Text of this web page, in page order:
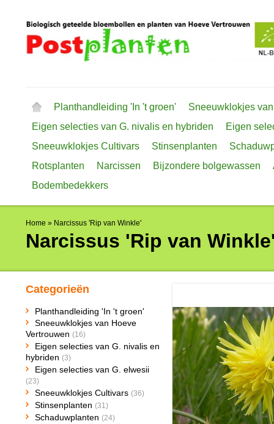
Planthandleiding 'In 't groen'
Sneeuwklokjes
Eigen selecties van G. nivalis en hybriden
Eigen
Sneeuwklokjes Cultivars
Stinsenplanten
Rotsplanten
Narcissen Bijzondere bolgewassen
Bodembedekkers
Home » Narcissus 'Rip van Winkle'
Narcissus 'Rip van
Categorieën
Planthandleiding 'In 't groen'
Sneeuwklokjes van Hoeve
Vertrouwen (16)
Eigen selecties van G. nivalis en
hybriden (3)
Eigen selecties van G. elwesii
(23)
Sneeuwklokjes Cultivars (36)
Stinsenplanten (31)
Schaduwplanten (24)